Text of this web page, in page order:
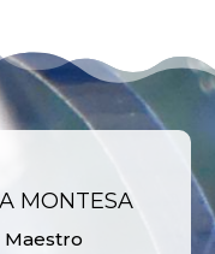
MONTESA
Maestro